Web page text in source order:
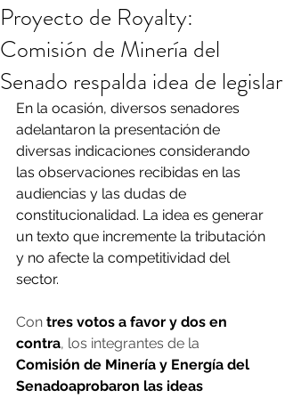
Proyecto de Royalty:
Comisión de Minería del
Senado respalda idea de legislar
En la ocasión, diversos senadores
adelantaron la presentación de
diversas indicaciones considerando
las observaciones recibidas en las
audiencias y las dudas de
constitucionalidad. La idea es generar
un texto que incremente la tributación
y no afecte la competitividad del
sector.
Con tres votos a favor y dos en
contra, los integrantes de la
Comisión de Minería y Energía del
Senadoaprobaron las ideas